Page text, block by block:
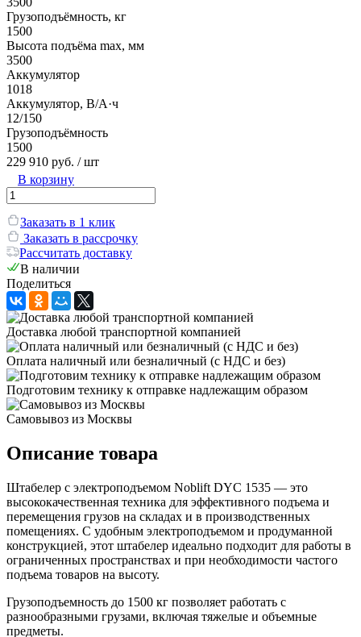
Грузоподъёмность, кг
1500
Высота подъёма max, мм
3500
Аккумулятор
1018
Аккумулятор, В/А·ч
12/150
Грузоподъёмность
1500
229 910 руб. / шт
В корзину
Заказать в 1 клик
Заказать в рассрочку
Рассчитать доставку
В наличии
Поделиться
Доставка любой транспортной компанией
Оплата наличный или безналичный (с НДС и без)
Подготовим технику к отправке надлежащим образом
Самовывоз из Москвы
Описание товара
Штабелер с электроподъемом Noblift DYC 1535 — это
высококачественная техника для эффективного подъема и
перемещения грузов на складах и в производственных
помещениях. С удобным электроподъемом и продуманной
конструкцией, этот штабелер идеально подходит для работы в
ограниченных пространствах и при необходимости частого
подъема товаров на высоту.
Грузоподъемность до 1500 кг позволяет работать с
разнообразными грузами, включая тяжелые и объемные
предметы.